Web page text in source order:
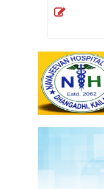
अन्तराष्ट्रिय
अन्तर्वार्ता
खेलकुद